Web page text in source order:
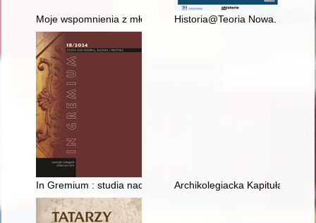
Moje wspomnienia z młodości. Cz. 1,Historia@Teoria Nowa. 2024,
In Gremium : studia nad historią, kulturą i polityką. T. 18 (2024)
Archikolegiacka Kapituła